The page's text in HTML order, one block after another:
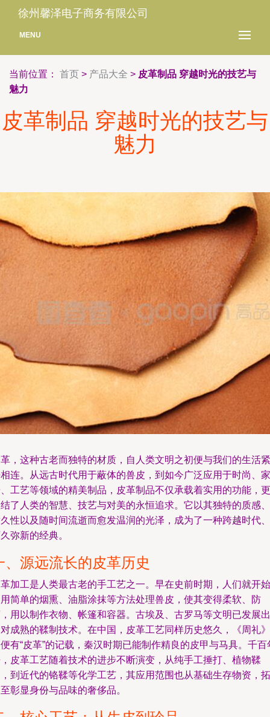
徐州馨泽电子商务有限公司
MENU
当前位置： 首页 > 产品大全 > 皮革制品 穿越时光的技艺与
魅力
皮革制品 穿越时光的技艺与
魅力
，这种古老而独特的材质，自人类文明之初便与我们的生活紧
连。从远古时代用于蔽体的兽皮，到如今广泛应用于时尚、家
工艺等领域的精美制品，皮革制品不仅承载着实用的功能，更
了人类的智慧、技艺与对美的永恒追求。它以其独特的质感、
性以及随时间流逝而愈发温润的光泽，成为了一种跨越时代、
弥新的经典。
、源远流长的皮革历史
加工是人类最古老的手工艺之一。早在史前时期，人们就开始
简单的烟熏、油脂涂抹等方法处理兽皮，使其变得柔软、防
用以制作衣物、帐篷和容器。古埃及、古罗马等文明已发展出
成熟的鞣制技术。在中国，皮革工艺同样历史悠久，《周礼》
有“皮革”的记载，秦汉时期已能制作精良的皮甲与马具。千百
皮革工艺随着技术的进步不断演变，从纯手工捶打、植物鞣
到近代的铬鞣等化学工艺，其应用范围也从基础生存物资，拓
彰显身份与品味的奢侈品。